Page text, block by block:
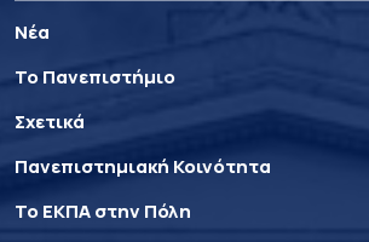
Νέα
Το Πανεπιστήμιο
Σχετικά
Πανεπιστημιακή Κοινότητα
Το ΕΚΠΑ στην Πόλη